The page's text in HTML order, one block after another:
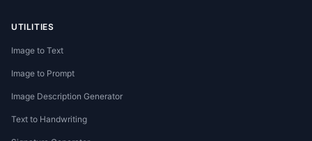
UTILITIES
Image to Text
Image to Prompt
Image Description Generator
Text to Handwriting